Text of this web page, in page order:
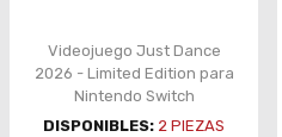
Videojuego Just Dance
2026 - Limited Edition para
Nintendo Switch
DISPONIBLES: 2 PIEZAS